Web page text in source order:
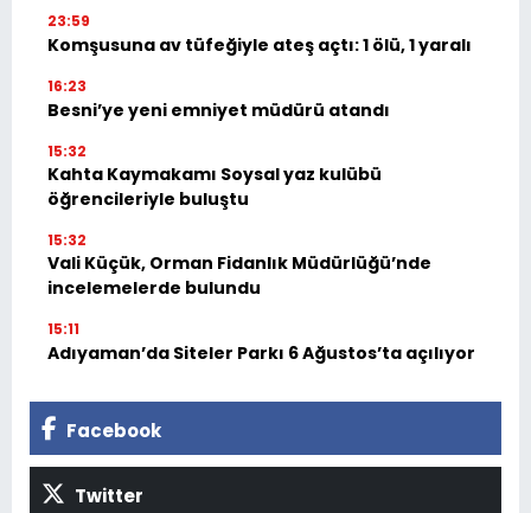
23:59
Komşusuna av tüfeğiyle ateş açtı: 1 ölü, 1 yaralı
16:23
Besni’ye yeni emniyet müdürü atandı
15:32
Kahta Kaymakamı Soysal yaz kulübü
öğrencileriyle buluştu
15:32
Vali Küçük, Orman Fidanlık Müdürlüğü’nde
incelemelerde bulundu
15:11
Adıyaman’da Siteler Parkı 6 Ağustos’ta açılıyor
Facebook
Twitter